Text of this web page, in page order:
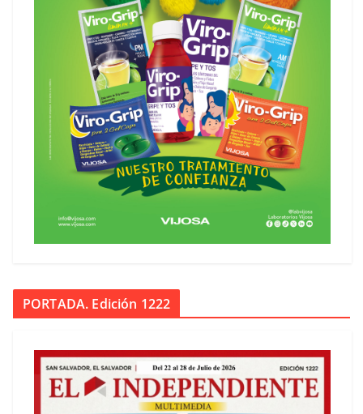
PORTADA. Edición 1222